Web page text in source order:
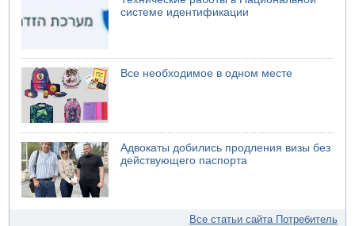
системе идентификации
Все необходимое в одном месте
Адвокаты добились продления визы без
действующего паспорта
Все статьи сайта Потребитель